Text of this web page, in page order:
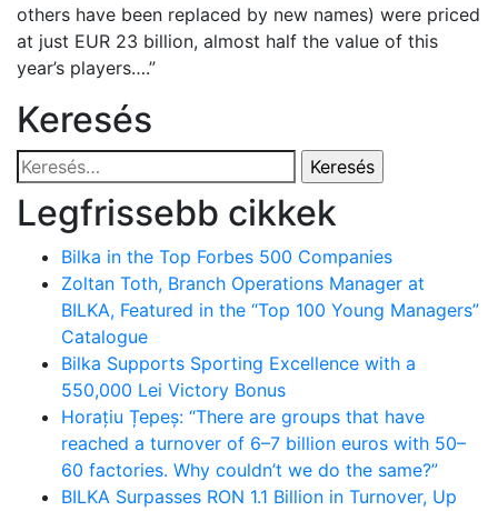
others have been replaced by new names) were priced
at just EUR 23 billion, almost half the value of this
year’s players….”
Keresés
Keresés:
Legfrissebb cikkek
Bilka in the Top Forbes 500 Companies
Zoltan Toth, Branch Operations Manager at
BILKA, Featured in the “Top 100 Young Managers”
Catalogue
Bilka Supports Sporting Excellence with a
550,000 Lei Victory Bonus
Horațiu Țepeș: “There are groups that have
reached a turnover of 6–7 billion euros with 50–
60 factories. Why couldn’t we do the same?”
BILKA Surpasses RON 1.1 Billion in Turnover, Up